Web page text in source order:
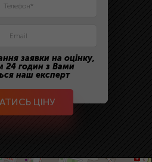
заявки на оцінку,
24 годин з Вами
наш експерт
ЦІНУ